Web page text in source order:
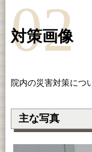
02
対策画像
院内の災害対策につ
主な写真